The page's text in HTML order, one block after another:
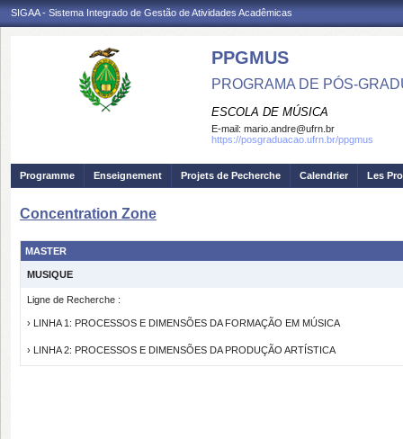
SIGAA - Sistema Integrado de Gestão de Atividades Acadêmicas
PPGMUS
PROGRAMA DE PÓS-
ESCOLA DE MÚSICA
E-mail: mario.andre@ufrn.br
https://posgraduacao.ufrn.br/ppgmus
Programme Enseignement Projets de Pecherche Calendrier Les
Concentration Zone
MASTER
MUSIQUE
Ligne de Recherche :
› LINHA 1: PROCESSOS E DIMENSÕES DA FORMAÇÃO EM MÚSICA
› LINHA 2: PROCESSOS E DIMENSÕES DA PRODUÇÃO ARTÍSTICA